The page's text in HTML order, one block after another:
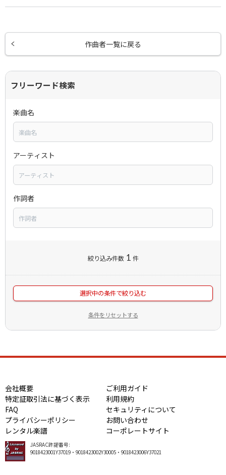
作曲者一覧に戻る
フリーワード検索
楽曲名
アーティスト
作詞者
絞り込み件数 1 件
選択中の条件で絞り込む
条件をリセットする
会社概要
ご利用ガイド
特定証取引法に基づく表示
利用規約
FAQ
セキュリティについて
プライバシーポリシー
お問い合わせ
レンタル楽譜
コーポレートサイト
JASRAC許諾番号:
9018423001Y37019・9018423002Y30005・9018423006Y37021